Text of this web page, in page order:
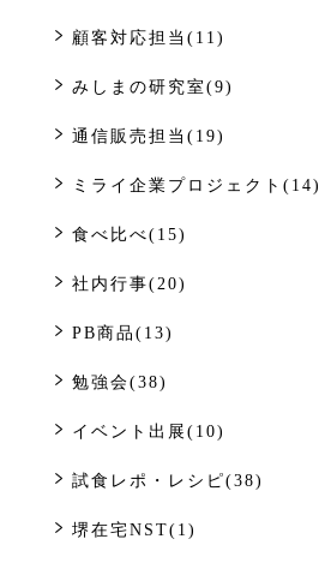
顧客対応担当(11)
みしまの研究室(9)
通信販売担当(19)
ミライ企業プロジェクト(14)
食べ比べ(15)
社内行事(20)
PB商品(13)
勉強会(38)
イベント出展(10)
試食レポ・レシピ(38)
堺在宅NST(1)